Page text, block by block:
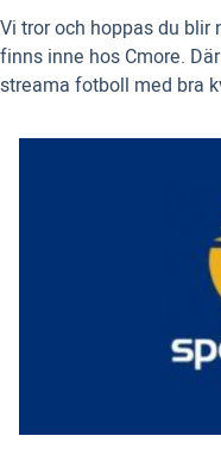
Vi tror och hoppas du
finns inne hos Cmore.
streama fotboll med bra